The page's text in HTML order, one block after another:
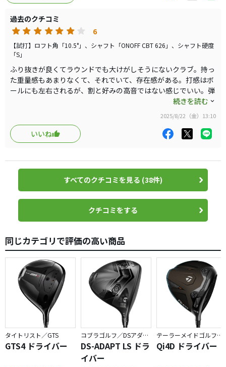
過去のクチコミ
6
【試打】ロフト角「10.5°」、シャフト「ONOFF CBT 626」、シャフト硬度
「S」
ふり抜きが良くてラウンドでも大けがしそうにないクラブ。持っ
た重量感もあまりなくて、それでいて、存在感がある。打感はボ
ールにも左右されるが、割と好みの高音ではない感じでいい。弾
続きを読む
2025/8/22（金）13:10
いいね
すべてのクチコミを見る (38件)
クチコミをする
同じカテゴリで評価の高い商品
タイトリスト／GTS
GTS4 ドライバー
コブラゴルフ／DSアダプト
DS-ADAPT LS ドラ
イバー
テーラーメイドゴルフ／Qi4D
Qi4D ドライバー